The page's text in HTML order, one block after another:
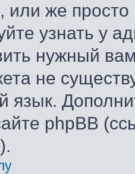
или же
узнать у
нужный
не
язык.
phpBB